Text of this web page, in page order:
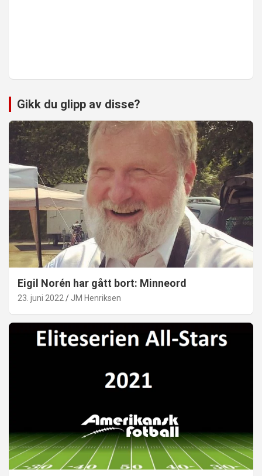
Gikk du glipp av disse?
Eigil Norén har gått bort: Minneord
23. juni 2022 JM Henriksen